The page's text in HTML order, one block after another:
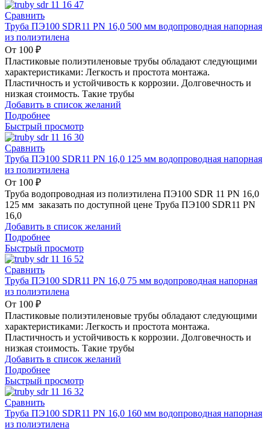
Сравнить
Труба ПЭ100 SDR11 PN 16,0 500 мм водопроводная напорная
из полиэтилена
От 100 ₽
Пластиковые полиэтиленовые трубы обладают следующими
характеристиками: Легкость и простота монтажа.
Пластичность и устойчивость к коррозии. Долговечность и
низкая стоимость. Такие трубы
Добавить в список желаний
Подробнее
Быстрый просмотр
Сравнить
Труба ПЭ100 SDR11 PN 16,0 125 мм водопроводная напорная
из полиэтилена
От 100 ₽
Труба водопроводная из полиэтилена ПЭ100 SDR 11 PN 16,0
125 мм заказать по доступной цене Труба ПЭ100 SDR11 PN
16,0
Добавить в список желаний
Подробнее
Быстрый просмотр
Сравнить
Труба ПЭ100 SDR11 PN 16,0 75 мм водопроводная напорная
из полиэтилена
От 100 ₽
Пластиковые полиэтиленовые трубы обладают следующими
характеристиками: Легкость и простота монтажа.
Пластичность и устойчивость к коррозии. Долговечность и
низкая стоимость. Такие трубы
Добавить в список желаний
Подробнее
Быстрый просмотр
Сравнить
Труба ПЭ100 SDR11 PN 16,0 160 мм водопроводная напорная
из полиэтилена